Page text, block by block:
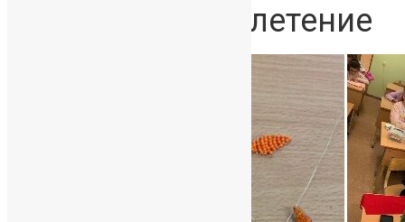
ОДОД Бисероплетение